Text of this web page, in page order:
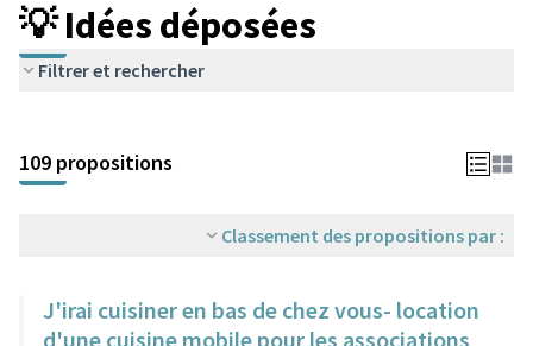
💡 Idées déposées
Filtrer et rechercher
+
−
109 propositions
Classement des propositions par :
J'irai cuisiner en bas de chez vous- location
d'une cuisine mobile pour les associations